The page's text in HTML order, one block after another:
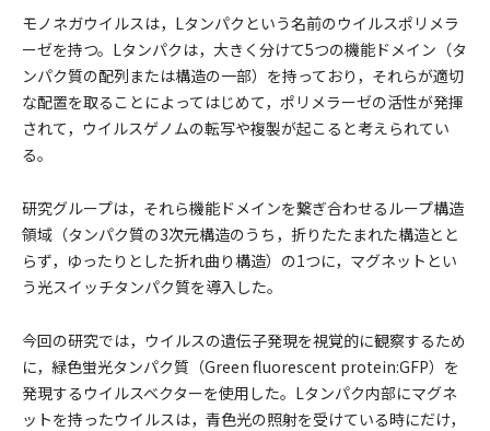
モノネガウイルスは，Lタンパクという名前のウイルスポリメラ
ーゼを持つ。Lタンパクは，大きく分けて5つの機能ドメイン（タ
ンパク質の配列または構造の一部）を持っており，それらが適切
な配置を取ることによってはじめて，ポリメラーゼの活性が発揮
されて，ウイルスゲノムの転写や複製が起こると考えられてい
る。
研究グループは，それら機能ドメインを繋ぎ合わせるループ構造
領域（タンパク質の3次元構造のうち，折りたたまれた構造とと
らず，ゆったりとした折れ曲り構造）の1つに，マグネットとい
う光スイッチタンパク質を導入した。
今回の研究では，ウイルスの遺伝子発現を視覚的に観察するため
に，緑色蛍光タンパク質（Green fluorescent protein:GFP）を
発現するウイルスベクターを使用した。Lタンパク内部にマグネ
ットを持ったウイルスは，青色光の照射を受けている時にだけ，